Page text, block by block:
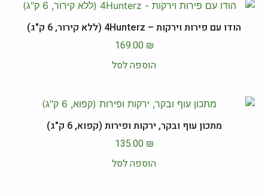
הודו עם פירות וירקות – 4Hunterz (ללא קירור, 6 ק"ג)
169.00 ₪
הוספה לסל
מתכון עוף ובקר, ירקות ופירות (קפוא, 6 ק"ג)
135.00 ₪
הוספה לסל